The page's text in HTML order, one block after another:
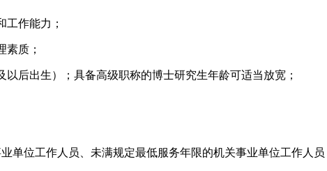
工作能力；
素质；
以后出生）；具备高级职称的博士研究生年龄可适当放宽；
单位工作人员、未满规定最低服务年限的机关事业单位工作人员